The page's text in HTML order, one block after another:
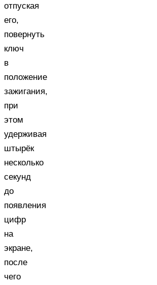
отпуская
его,
повернуть
ключ
в
положение
зажигания,
при
этом
удерживая
штырёк
несколько
секунд
до
появления
цифр
на
экране,
после
чего